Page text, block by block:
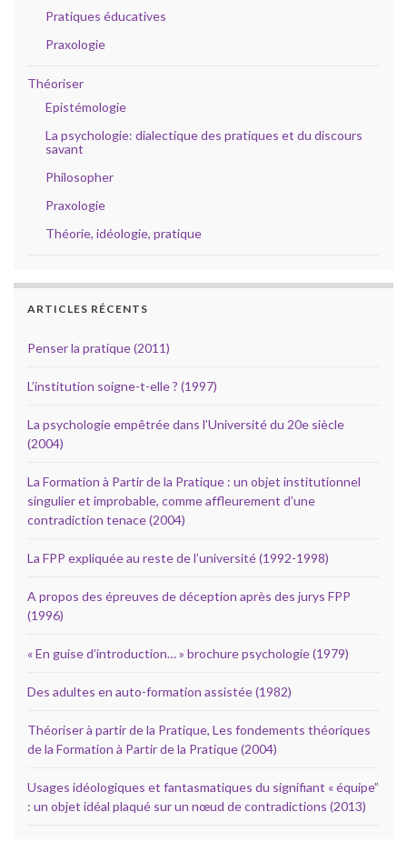
Pratiques éducatives
Praxologie
Théoriser
Epistémologie
La psychologie: dialectique des pratiques et du discours
savant
Philosopher
Praxologie
Théorie, idéologie, pratique
ARTICLES RÉCENTS
Penser la pratique (2011)
L’institution soigne-t-elle ? (1997)
La psychologie empêtrée dans l’Université du 20e siècle
(2004)
La Formation à Partir de la Pratique : un objet institutionnel
singulier et improbable, comme affleurement d’une
contradiction tenace (2004)
La FPP expliquée au reste de l’université (1992-1998)
A propos des épreuves de déception après des jurys FPP
(1996)
« En guise d’introduction… » brochure psychologie (1979)
Des adultes en auto-formation assistée (1982)
Théoriser à partir de la Pratique, Les fondements théoriques
de la Formation à Partir de la Pratique (2004)
Usages idéologiques et fantasmatiques du signifiant « équipe”
: un objet idéal plaqué sur un nœud de contradictions (2013)